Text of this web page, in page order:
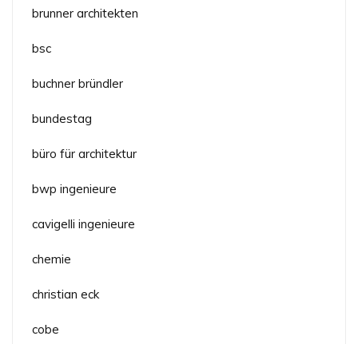
brunner architekten
bsc
buchner bründler
bundestag
büro für architektur
bwp ingenieure
cavigelli ingenieure
chemie
christian eck
cobe